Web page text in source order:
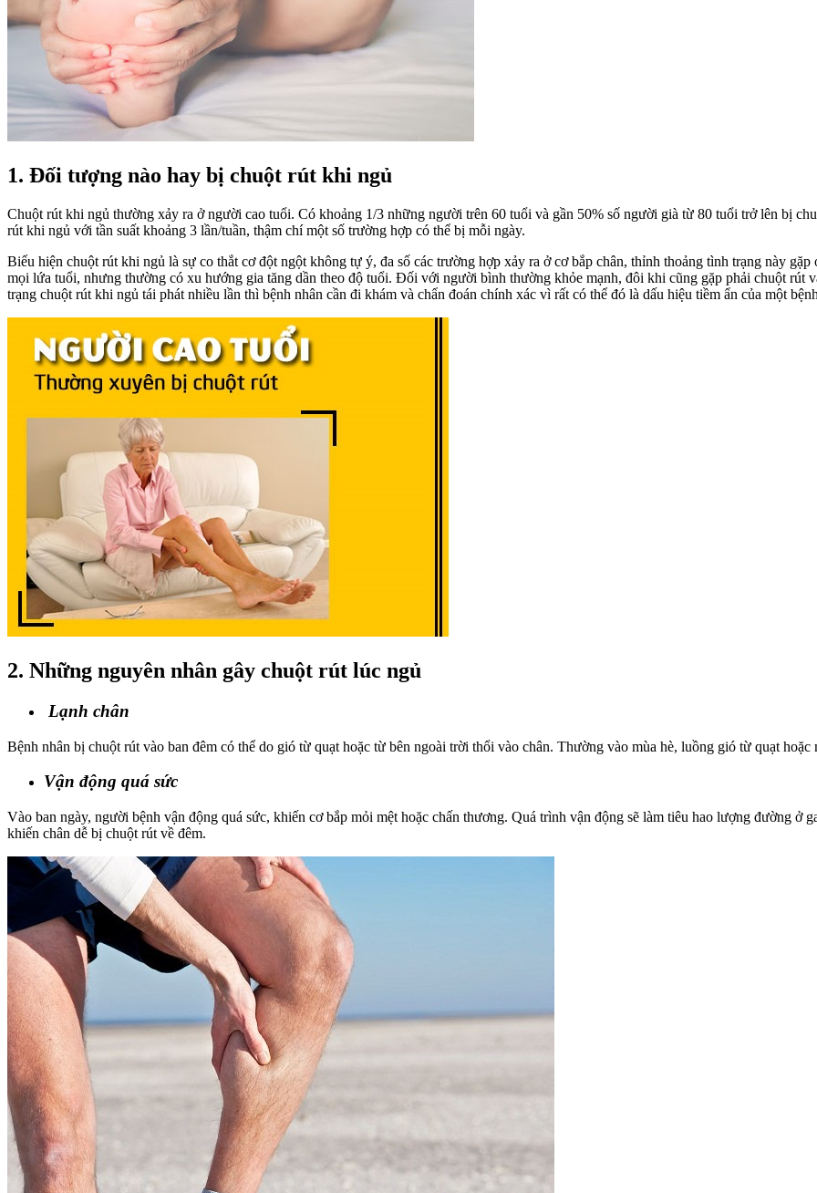
1. Đối tượng nào hay bị chuột rút khi ngủ
Chuột rút khi ngủ thường xảy ra ở người cao tuổi. Có khoảng 1/3 những người trên 60 tuổi và gần 50% số người già từ 80 tuổi trở lên bị
rút khi ngủ với tần suất khoảng 3 lần/tuần, thậm chí một số trường hợp có thể bị mỗi ngày.
Biểu hiện chuột rút khi ngủ là sự co thắt cơ đột ngột không tự ý, đa số các trường hợp xảy ra ở cơ bắp chân, thỉnh thoảng tình trạng này
mọi lứa tuổi, nhưng thường có xu hướng gia tăng dần theo độ tuổi. Đối với người bình thường khỏe mạnh, đôi khi cũng gặp phải chuột rút
trạng chuột rút khi ngủ tái phát nhiều lần thì bệnh nhân cần đi khám và chẩn đoán chính xác vì rất có thể đó là dấu hiệu tiềm ẩn của một
2. Những nguyên nhân gây chuột rút lúc ngủ
Lạnh chân
Bệnh nhân bị chuột rút vào ban đêm có thể do gió từ quạt hoặc từ bên ngoài trời thổi vào chân. Thường vào mùa hè, luồng gió từ quạt
Vận động quá sức
Vào ban ngày, người bệnh vận động quá sức, khiến cơ bắp mỏi mệt hoặc chấn thương. Quá trình vận động sẽ làm tiêu hao lượng đường ở
khiến chân dễ bị chuột rút về đêm.